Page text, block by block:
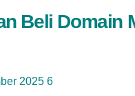
Beli Domain
2025 6